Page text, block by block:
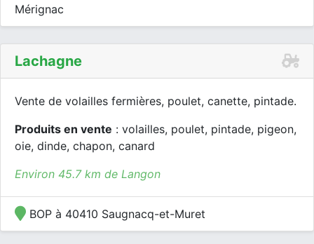
Mérignac
Lachagne
Vente de volailles fermières, poulet, canette, pintade.
Produits en vente : volailles, poulet, pintade, pigeon,
oie, dinde, chapon, canard
Environ 45.7 km de Langon
BOP à 40410 Saugnacq-et-Muret